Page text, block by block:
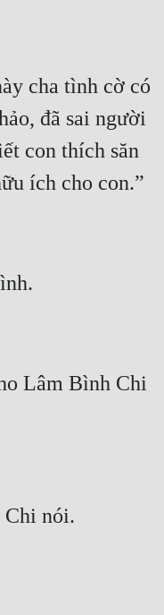
cha tình cờ có
đã sai người
con thích săn
Lâm Bình Chi